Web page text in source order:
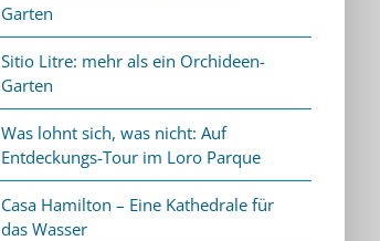
Garten
Sitio Litre: mehr als ein Orchideen-
Garten
Was lohnt sich, was nicht: Auf
Entdeckungs-Tour im Loro Parque
Casa Hamilton – Eine Kathedrale für
das Wasser